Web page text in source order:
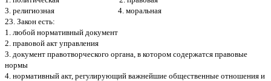
3. религиозная 4. моральная
23. Закон есть:
1. любой нормативный документ
2. правовой акт управления
3. документ правотворческого органа, в котором содержатся правовые
нормы
4. нормативный акт, регулирующий важнейшие общественные отношения и